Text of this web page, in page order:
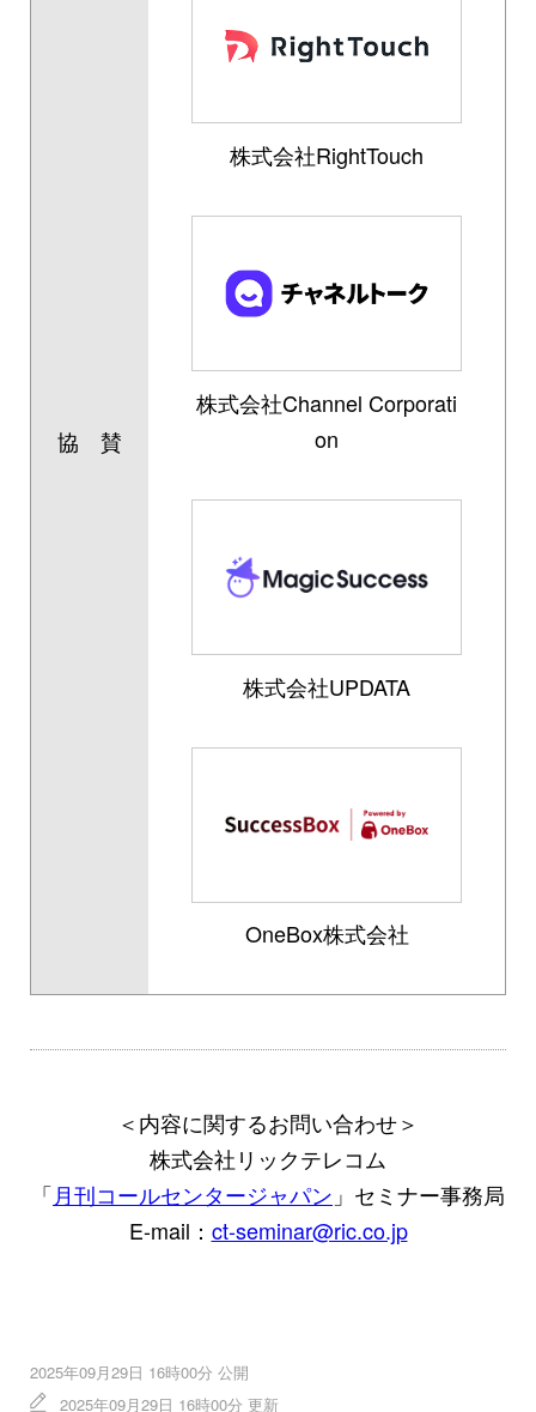
協 賛
株式会社RightTouch
株式会社Channel Corporati
on
株式会社UPDATA
OneBox株式会社
＜内容に関するお問い合わせ＞
株式会社リックテレコム
「月刊コールセンタージャパン 」セミナー事務局
E-mail： ct-seminar@ric.co.jp
2025年09月29日 16時00分 公開
2025年09月29日 16時00分 更新